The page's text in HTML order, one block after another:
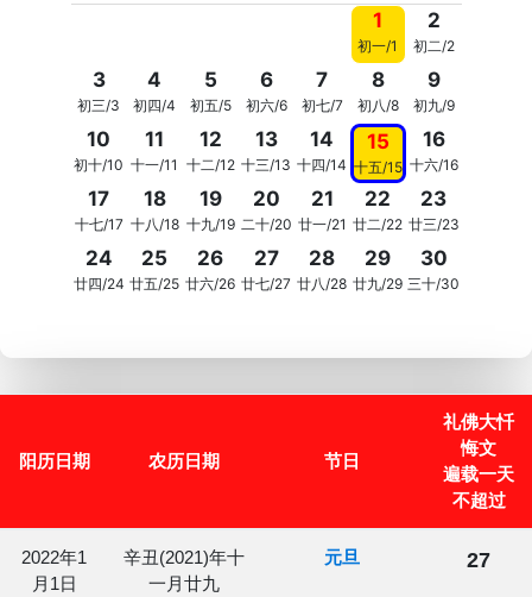
1
初一/1
2
初二/2
3
初三/3
4
初四/4
5
初五/5
6
初六/6
7
初七/7
8
初八/8
9
初九/9
10
初十/10
11
十一/11
12
十二/12
13
十三/13
14
十四/14
15
十五/15
16
十六/16
17
十七/17
18
十八/18
19
十九/19
20
二十/20
21
廿一/21
22
廿二/22
23
廿三/23
24
廿四/24
25
廿五/25
26
廿六/26
27
廿七/27
28
廿八/28
29
廿九/29
30
三十/30
阳历日期 农历日期 节日
礼佛大忏
悔文
遍载一天
不超过
2022年1
月1日
辛丑(2021)年十
一月廿九
元旦 27